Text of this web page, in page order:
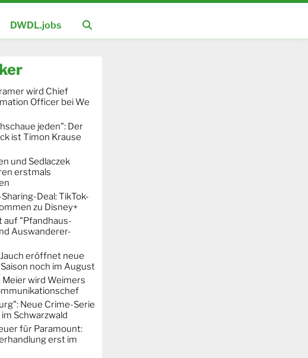
DWDL.jobs
wird Chief
Officer bei We
jeden": Der
ist Timon Krause
und Sedlaczek
erstmals
Deal: TikTok-
zu Disney+
auf "Pfandhaus-
Auswanderer-
eröffnet neue
noch im August
Meier wird Weimers
Neue Crime-Serie
Schwarzwald
für Paramount:
erst im